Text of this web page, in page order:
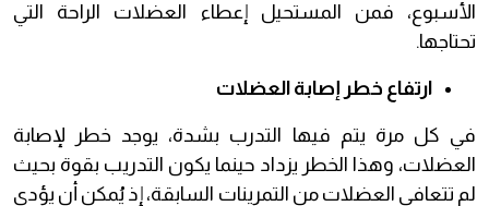
الأسبوع، فمن المستحيل إعطاء العضلات الراحة التي
تحتاجها.
ارتفاع خطر إصابة العضلات
في كل مرة يتم فيها التدرب بشدة، يوجد خطر لإصابة
العضلات، وهذا الخطر يزداد حينما يكون التدريب بقوة بحيث
لم تتعافى العضلات من التمرينات السابقة، إذ يُمكن أن يؤدي